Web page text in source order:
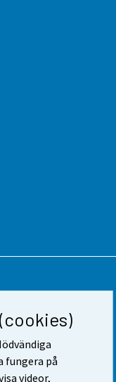
fungera på
videor,